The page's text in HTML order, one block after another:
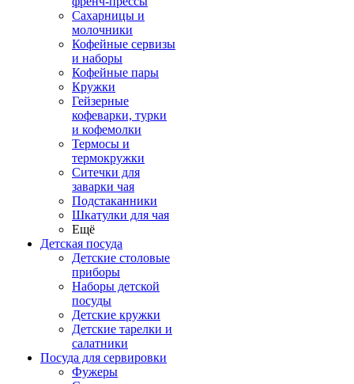
Сахарницы и
молочники
Кофейные сервизы
и наборы
Кофейные пары
Кружки
Гейзерные
кофеварки, турки
и кофемолки
Термосы и
термокружки
Ситечки для
заварки чая
Подстаканники
Шкатулки для чая
Ещё
Детская посуда
Детские столовые
приборы
Наборы детской
посуды
Детские кружки
Детские тарелки и
салатники
Посуда для сервировки
Фужеры